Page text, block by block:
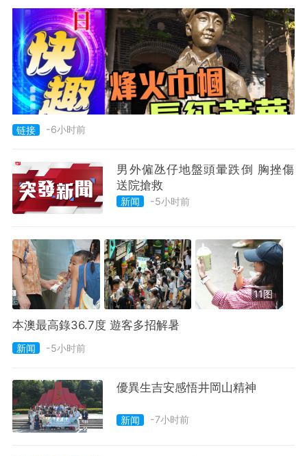
链接 -6小时前
男外僱氹仔地盤頭暈跌倒 胸挫傷
送院搶救
新闻 -5小时前
11图
本澳最高錄36.7度 遊客多招解暑
新闻 -5小时前
優異生吉安感悟井岡山精神
新闻 -7小时前